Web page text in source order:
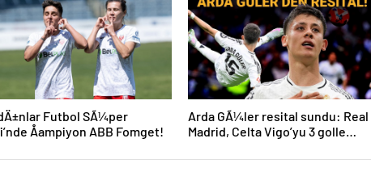
Futbol SÃ¼per
Åampiyon ABB Fomget!
Arda GÃ¼ler resital sundu: Real
Madrid, Celta Vigo’yu 3 golle